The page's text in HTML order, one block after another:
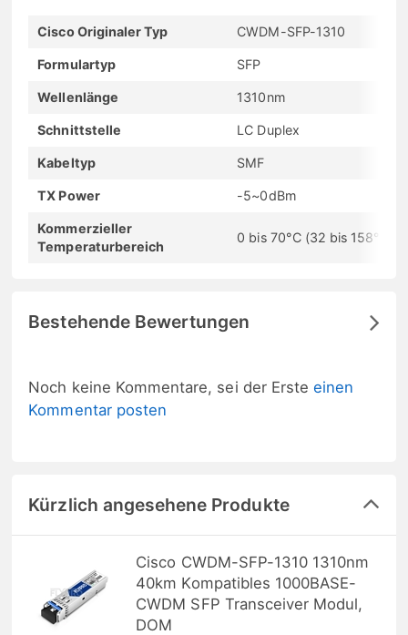
Cisco Originaler Typ CWDM-SFP-1310
Formulartyp SFP
Wellenlänge 1310nm
Schnittstelle LC Duplex
Kabeltyp SMF
TX Power -5~0dBm
Kommerzieller
Temperaturbereich
0 bis 70°C (32 bis 158°F)
Bestehende Bewertungen
Noch keine Kommentare, sei der Ersteeinen
Kommentar posten
Kürzlich angesehene Produkte
Cisco CWDM-SFP-1310 1310nm
40km Kompatibles 1000BASE-
CWDM SFP Transceiver Modul,
DOM